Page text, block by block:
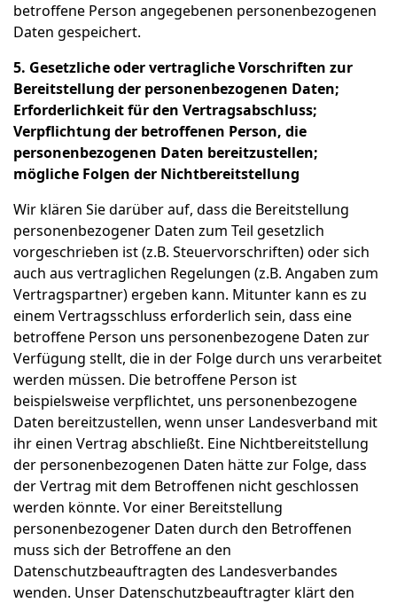
betroffene Person angegebenen personenbezogenen
Daten gespeichert.
5. Gesetzliche oder vertragliche Vorschriften zur
Bereitstellung der personenbezogenen Daten;
Erforderlichkeit für den Vertragsabschluss;
Verpflichtung der betroffenen Person, die
personenbezogenen Daten bereitzustellen;
mögliche Folgen der Nichtbereitstellung
Wir klären Sie darüber auf, dass die Bereitstellung
personenbezogener Daten zum Teil gesetzlich
vorgeschrieben ist (z.B. Steuervorschriften) oder sich
auch aus vertraglichen Regelungen (z.B. Angaben zum
Vertragspartner) ergeben kann. Mitunter kann es zu
einem Vertragsschluss erforderlich sein, dass eine
betroffene Person uns personenbezogene Daten zur
Verfügung stellt, die in der Folge durch uns verarbeitet
werden müssen. Die betroffene Person ist
beispielsweise verpflichtet, uns personenbezogene
Daten bereitzustellen, wenn unser Landesverband mit
ihr einen Vertrag abschließt. Eine Nichtbereitstellung
der personenbezogenen Daten hätte zur Folge, dass
der Vertrag mit dem Betroffenen nicht geschlossen
werden könnte. Vor einer Bereitstellung
personenbezogener Daten durch den Betroffenen
muss sich der Betroffene an den
Datenschutzbeauftragten des Landesverbandes
wenden. Unser Datenschutzbeauftragter klärt den